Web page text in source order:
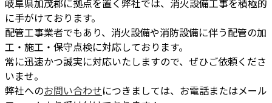
に手がけております。
配管工事業者でもあり、消火設備や消防設備に伴う配管の加
工・施工・保守点検に対応しております。
常に迅速かつ誠実に対応いたしますので、ぜひご依頼くださ
いませ。
弊社へのお問い合わせにつきましては、お電話またはメール